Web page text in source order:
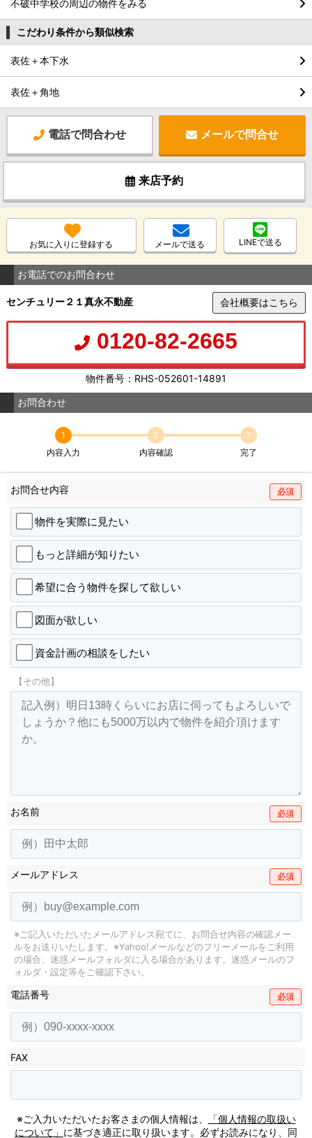
不破中学校の周辺の物件をみる
こだわり条件から類似検索
表佐＋本下水
表佐＋角地
電話で問合わせ メールで問合せ
来店予約
お気に入りに登録する メールで送る LINEで送る
お電話でのお問合わせ
センチュリー２１真永不動産 会社概要はこちら
0120-82-2665
物件番号：RHS-052601-14891
お問合わせ
1
内容入力
2
内容確認
3
完了
お問合せ内容 必須
物件を実際に見たい
もっと詳細が知りたい
希望に合う物件を探して欲しい
図面が欲しい
資金計画の相談をしたい
【その他】
お名前 必須
メールアドレス 必須
※ご記入いただいたメールアドレス宛てに、お問合せ内容の確認メー
ルをお送りいたします。 ※Yahoo!メールなどのフリーメールをご利用
の場合、迷惑メールフォルダに入る場合があります。 迷惑メールのフ
ォルダ・設定等をご確認下さい。
電話番号 必須
FAX
※ご入力いただいたお客さまの個人情報は、
「個人情報の取扱い
について」 に基づき適正に取り扱います。必ずお読みになり、同